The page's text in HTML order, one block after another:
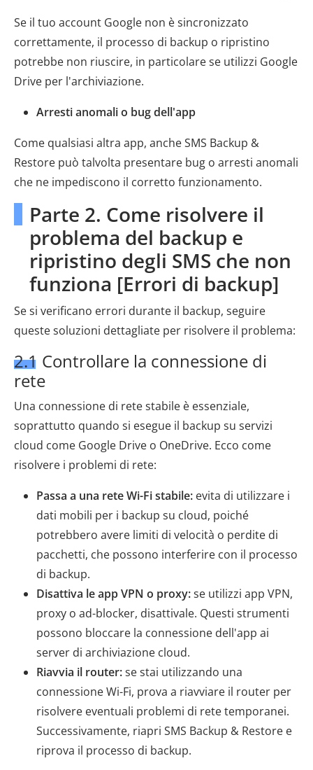
Se il tuo account Google non è sincronizzato
correttamente, il processo di backup o ripristino
potrebbe non riuscire, in particolare se utilizzi Google
Drive per l'archiviazione.
Arresti anomali o bug dell'app
Come qualsiasi altra app, anche SMS Backup &
Restore può talvolta presentare bug o arresti anomali
che ne impediscono il corretto funzionamento.
Parte 2. Come risolvere il
problema del backup e
ripristino degli SMS che non
funziona [Errori di backup]
Se si verificano errori durante il backup, seguire
queste soluzioni dettagliate per risolvere il problema:
2.1 Controllare la connessione di
rete
Una connessione di rete stabile è essenziale,
soprattutto quando si esegue il backup su servizi
cloud come Google Drive o OneDrive. Ecco come
risolvere i problemi di rete:
Passa a una rete Wi-Fi stabile: evita di utilizzare i
dati mobili per i backup su cloud, poiché
potrebbero avere limiti di velocità o perdite di
pacchetti, che possono interferire con il processo
di backup.
Disattiva le app VPN o proxy:se utilizzi app VPN,
proxy o ad-blocker, disattivale. Questi strumenti
possono bloccare la connessione dell'app ai
server di archiviazione cloud.
Riavvia il router:se stai utilizzando una
connessione Wi-Fi, prova a riavviare il router per
risolvere eventuali problemi di rete temporanei.
Successivamente, riapri SMS Backup & Restore e
riprova il processo di backup.